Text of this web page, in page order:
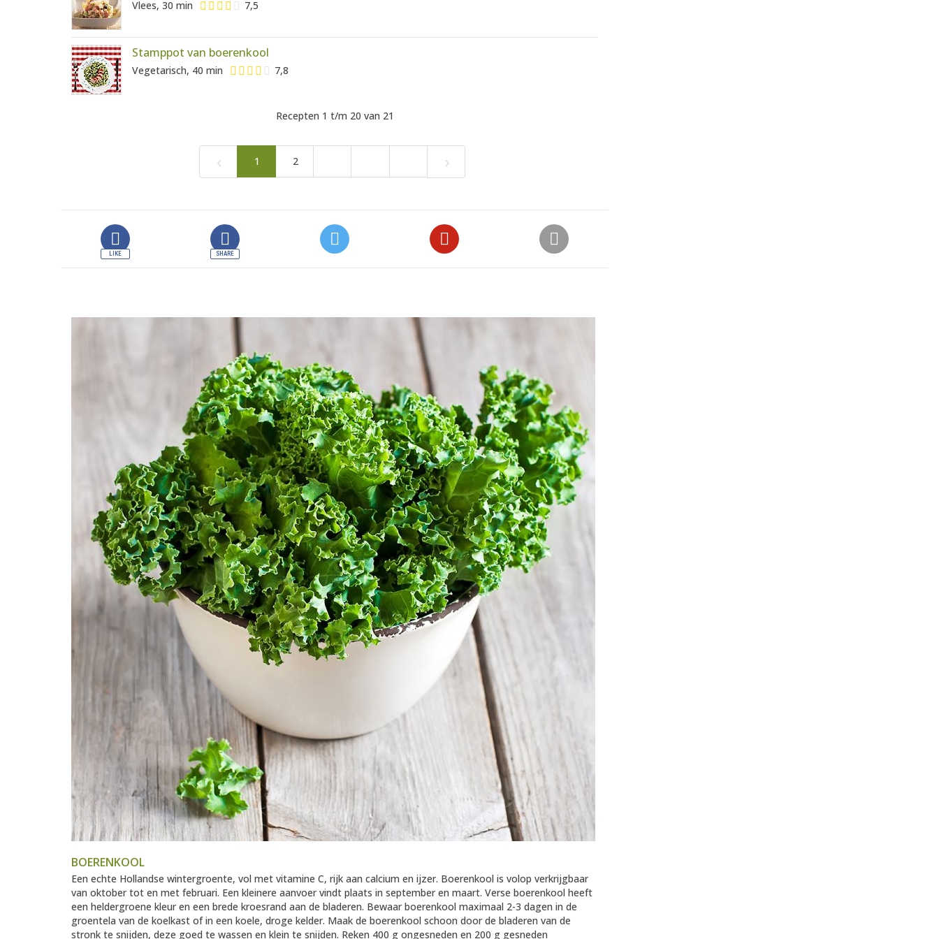
Vlees, 30 min 7,5
Stamppot van boerenkool
Vegetarisch, 40 min 7,8
Recepten 1 t/m 20 van 21
‹ 1 2 ›
BOERENKOOL
Een echte Hollandse wintergroente, vol met vitamine C, rijk aan calcium en ijzer. Boerenkool is volop verkrijgbaar
van oktober tot en met februari. Een kleinere aanvoer vindt plaats in september en maart. Verse boerenkool heeft
een heldergroene kleur en een brede kroesrand aan de bladeren. Bewaar boerenkool maximaal 2-3 dagen in de
groentela van de koelkast of in een koele, droge kelder. Maak de boerenkool schoon door de bladeren van de
stronk te snijden, deze goed te wassen en klein te snijden. Reken 400 g ongesneden en 200 g gesneden